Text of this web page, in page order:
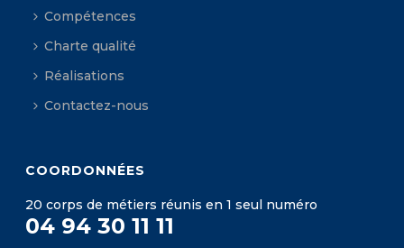
Compétences
Charte qualité
Réalisations
Contactez-nous
COORDONNÉES
20 corps de métiers réunis en 1 seul numéro
04 94 30 11 11